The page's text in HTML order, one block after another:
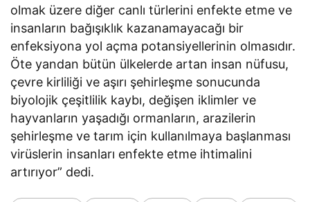
olmak üzere diğer canlı türlerini enfekte etme ve
insanların bağışıklık kazanamayacağı bir
enfeksiyona yol açma potansiyellerinin olmasıdır.
Öte yandan bütün ülkelerde artan insan nüfusu,
çevre kirliliği ve aşırı şehirleşme sonucunda
biyolojik çeşitlilik kaybı, değişen iklimler ve
hayvanların yaşadığı ormanların, arazilerin
şehirleşme ve tarım için kullanılmaya başlanması
virüslerin insanları enfekte etme ihtimalini
artırıyor” dedi.